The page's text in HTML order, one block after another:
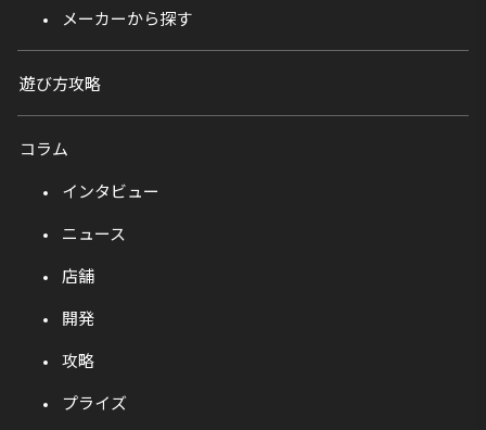
メーカーから探す
遊び方攻略
コラム
インタビュー
ニュース
店舗
開発
攻略
プライズ